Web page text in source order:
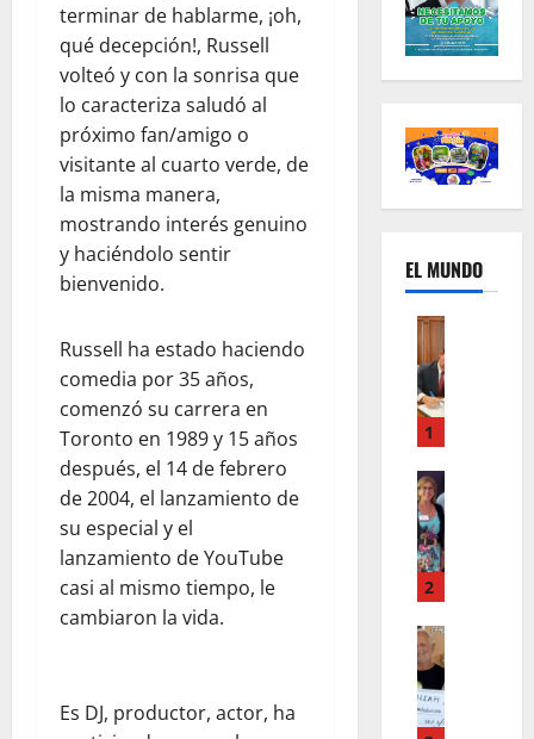
terminar de hablarme, ¡oh,
qué decepción!, Russell
volteó y con la sonrisa que
lo caracteriza saludó al
próximo fan/amigo o
visitante al cuarto verde, de
la misma manera,
mostrando interés genuino
y haciéndolo sentir
bienvenido.
Russell ha estado haciendo
comedia por 35 años,
comenzó su carrera en
Toronto en 1989 y 15 años
después, el 14 de febrero
de 2004, el lanzamiento de
su especial y el
lanzamiento de YouTube
casi al mismo tiempo, le
cambiaron la vida.
Es DJ, productor, actor, ha
EL MUNDO
1
2